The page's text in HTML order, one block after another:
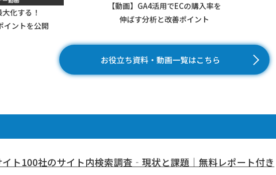
化する！
イントを公開
【動画】GA4活用でECの購入率を
伸ばす分析と改善ポイント
お役立ち資料・動画一覧はこちら
イト100社のサイト内検索調査‐現状と課題｜無料レポート付き